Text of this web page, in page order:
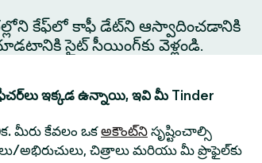
కేఫ్‌లో కాఫీ డేట్‌ని ఆస్వాదించడానికి
సైట్ సీయింగ్‌కు వెళ్లండి.
ఇక్కడ ఉన్నాయి, ఇవి మీ Tinder
మీరు కేవలం ఒకఅకౌంట్‌ని సృష్టించాల్సి
అభిరుచులు, చిత్రాలు మరియు మీ ప్రొఫైల్‌కు